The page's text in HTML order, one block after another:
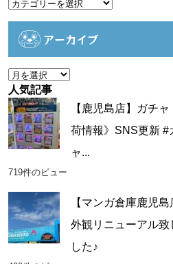
カ
アーカイブ
ア
ー
カ
イ
ブ
人気記事
【鹿児島店】ガチャ
荷情報》SNS更新 #
ャ...
719件のビュー
【マンガ倉庫鹿児島
外観リニューアル致
した♪